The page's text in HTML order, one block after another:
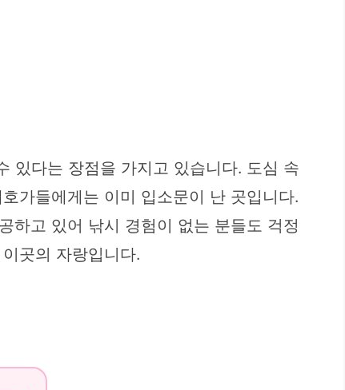
있다는 장점을 가지고 있습니다. 도심 속
가들에게는 이미 입소문이 난 곳입니다.
하고 있어 낚시 경험이 없는 분들도 걱정
곳의 자랑입니다.